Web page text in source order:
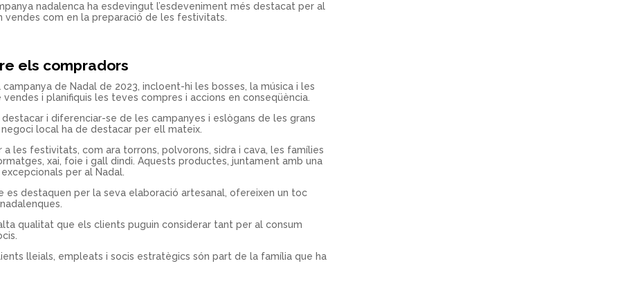
nadalenca ha esdevingut l’esdeveniment més destacat per al
com en la preparació de les festivitats.
els compradors
de Nadal de 2023, incloent-hi les bosses, la música i les
i planifiquis les teves compres i accions en conseqüència.
i diferenciar-se de les campanyes i eslògans de les grans
local ha de destacar per ell mateix.
les festivitats, com ara torrons, polvorons, sidra i cava, les famílies
xai, foie i gall dindi. Aquests productes, juntament amb una
per al Nadal.
es destaquen per la seva elaboració artesanal, ofereixen un toc
qualitat que els clients puguin considerar tant per al consum
lleials, empleats i socis estratègics són part de la família que ha